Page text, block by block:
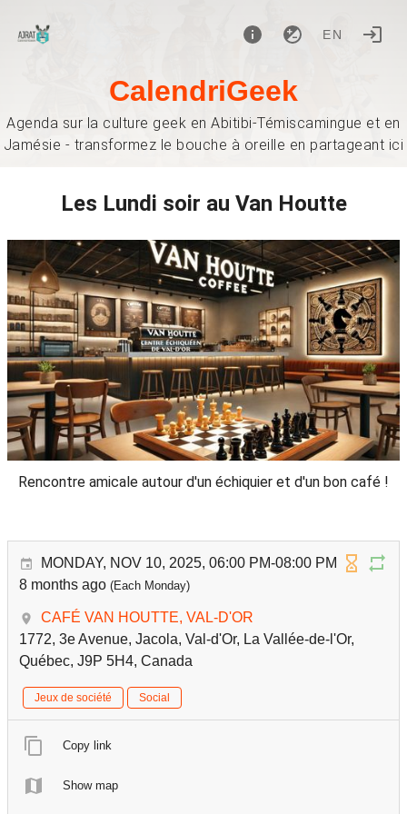
EN
CalendriGeek
Agenda sur la culture geek en Abitibi-Témiscamingue et en
Jamésie - transformez le bouche à oreille en partageant ici
Les Lundi soir au Van Houtte
Rencontre amicale autour d'un échiquier et d'un bon café !
MONDAY, NOV 10, 2025, 06:00 PM-08:00 PM
8 months ago (Each Monday)
CAFÉ VAN HOUTTE, VAL-D'OR
1772, 3e Avenue, Jacola, Val-d'Or, La Vallée-de-l'Or,
Québec, J9P 5H4, Canada
Jeux de société Social
Copy link
Show map